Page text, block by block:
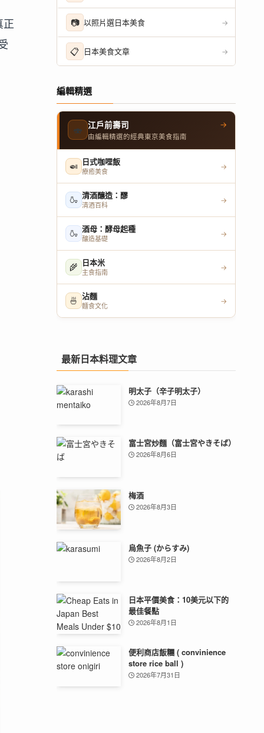
正
📷 以照片選日本美食 →
📋 日本美食文章 →
編輯精選
🍣 江戶前壽司
由編輯精選的經典東京美食指南
→
🍛 日式咖哩飯
療癒美食
→
🍶 清酒釀造：醪
清酒百科
→
🍶 酒母：酵母起種
釀造基礎
→
🌾 日本米
主食指南
→
🍜 沾麵
麵食文化
→
最新日本料理文章
明太子（辛子明太子）
2026年8月7日
富士宮炒麵（富士宮やきそば）
2026年8月6日
梅酒
2026年8月3日
烏魚子 (からすみ)
2026年8月2日
日本平價美食：10美元以下的
最佳餐點
2026年8月1日
便利商店飯糰 ( convinience
store rice ball )
2026年7月31日